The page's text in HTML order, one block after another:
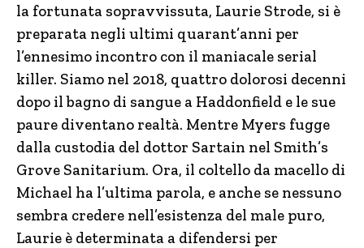
la fortunata sopravvissuta, Laurie Strode, si è
preparata negli ultimi quarant’anni per
l’ennesimo incontro con il maniacale serial
killer. Siamo nel 2018, quattro dolorosi decenni
dopo il bagno di sangue a Haddonfield e le sue
paure diventano realtà. Mentre Myers fugge
dalla custodia del dottor Sartain nel Smith’s
Grove Sanitarium. Ora, il coltello da macello di
Michael ha l’ultima parola, e anche se nessuno
sembra credere nell’esistenza del male puro,
Laurie è determinata a difendersi per